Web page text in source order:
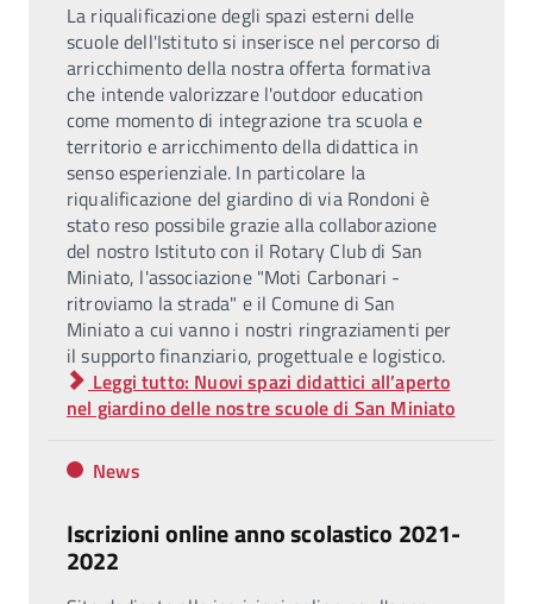
La riqualificazione degli spazi esterni delle
scuole dell'Istituto si inserisce nel percorso di
arricchimento della nostra offerta formativa
che intende valorizzare l'outdoor education
come momento di integrazione tra scuola e
territorio e arricchimento della didattica in
senso esperienziale. In particolare la
riqualificazione del giardino di via Rondoni è
stato reso possibile grazie alla collaborazione
del nostro Istituto con il Rotary Club di San
Miniato, l'associazione "Moti Carbonari -
ritroviamo la strada" e il Comune di San
Miniato a cui vanno i nostri ringraziamenti per
il supporto finanziario, progettuale e logistico.
Leggi tutto: Nuovi spazi didattici all’aperto
nel giardino delle nostre scuole di San Miniato
News
Iscrizioni online anno scolastico 2021-
2022